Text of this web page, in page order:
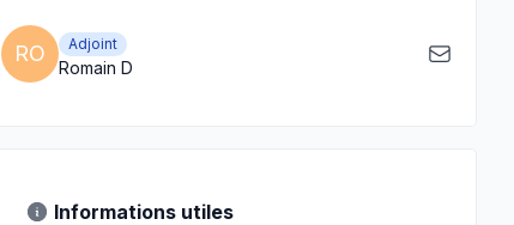
RO Adjoint
Romain D
Informations utiles